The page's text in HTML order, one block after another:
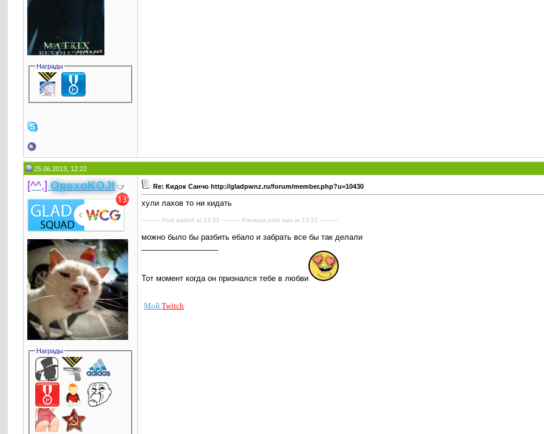
Награды
25.06.2013, 12:22
[^^,]OpexoKOJI
Награды
Re: Кидок Санчо http://gladpwnz.ru/forum/member.php?u=10430
хули лахов то ни кидать
---------- Post added at 13:22 ---------- Previous post was at 13:22 ----------
можно было бы разбить ебало и забрать все бы так делали
Тот момент когда он признался тебе в любви
МойTwitch